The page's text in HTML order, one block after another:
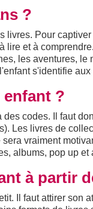
?
livres. Pour
et à
les aventures, le
s'identifie
enfant ?
des codes. Il faut
Les livres de
vraiment
albums, pop up et
à partir
Il faut attirer son